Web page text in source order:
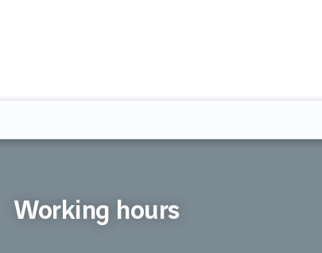
Working hours